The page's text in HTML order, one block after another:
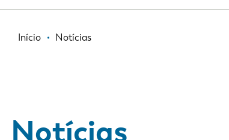
Navegação
Início Notícias
Notícias